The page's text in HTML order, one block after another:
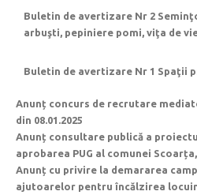
Buletin de avertizare Nr 2
arbuşti, pepiniere pomi, viţa de
Buletin de avertizare Nr 1 Spaţii
Anunț concurs de recrutare
din 08.01.2025
Anunț consultare publică a
aprobarea PUG al comunei
Anunț cu privire la demararea
ajutoarelor pentru încălzirea